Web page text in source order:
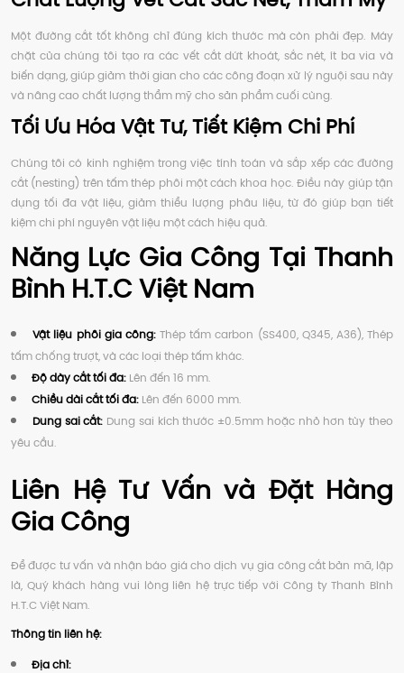
Một đường cắt tốt không chỉ đúng kích thước mà còn phải đẹp. Máy
chặt của chúng tôi tạo ra các vết cắt dứt khoát, sắc nét, ít ba via và
biến dạng, giúp giảm thời gian cho các công đoạn xử lý nguội sau này
và nâng cao chất lượng thẩm mỹ cho sản phẩm cuối cùng.
Tối Ưu Hóa Vật Tư, Tiết Kiệm Chi Phí
Chúng tôi có kinh nghiệm trong việc tính toán và sắp xếp các đường
cắt (nesting) trên tấm thép phôi một cách khoa học. Điều này giúp tận
dụng tối đa vật liệu, giảm thiểu lượng phâu liệu, từ đó giúp bạn tiết
kiệm chi phí nguyên vật liệu một cách hiệu quả.
Năng Lực Gia Công Tại Thanh
Bình H.T.C Việt Nam
Vật liệu phôi gia công:Thép tấm carbon (SS400, Q345, A36), Thép
tấm chống trượt, và các loại thép tấm khác.
Độ dày cắt tối đa: Lên đến 16 mm.
Chiều dài cắt tối đa: Lên đến 6000 mm.
Dung sai cắt: Dung sai kích thước ±0.5mm hoặc nhỏ hơn tùy theo
yêu cầu.
Liên Hệ Tư Vấn và Đặt Hàng
Gia Công
Để được tư vấn và nhận báo giá cho dịch vụ gia công cắt bản mã, lập
là, Quý khách hàng vui lòng liên hệ trực tiếp với Công ty Thanh Bình
H.T.C Việt Nam.
Thông tin liên hệ:
Địa chỉ: